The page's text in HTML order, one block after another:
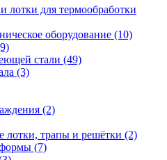
лотки для термообработки
оборудование (10)
стали (49)
(3)
(2)
лотки, трапы и решётки (2)
(7)